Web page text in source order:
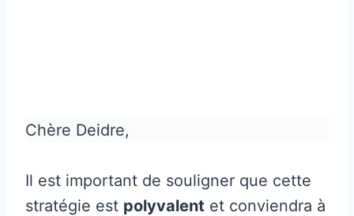
Chère Deidre,
Il est important de souligner que cette
stratégie est polyvalent et conviendra à